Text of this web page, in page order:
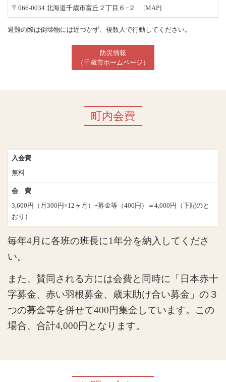
〒066-0034 北海道千歳市富丘２丁目６−２ [MAP]
避難の際は倒壊物には近づかず、複数人で行動してください。
防災情報
（千歳市ホームページ）
町内会費
入会費
無料
会 費
3,600円（月300円×12ヶ月）+募金等（400円）＝4,000円（下記のと
おり）
毎年4月に各班の班長に1年分を納入してくださ
い。
また、賛同される方には会費と同時に「日本赤十
字募金、赤い羽根募金、歳末助け合い募金」の３
つの募金等を併せて400円集金しています。この
場合、合計4,000円となります。